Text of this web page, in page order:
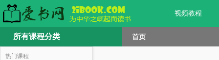
视频教程
所有课程分类 首页
热门课程